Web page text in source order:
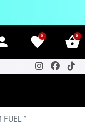
favorite
0 shopping_basket
0
FUEL™